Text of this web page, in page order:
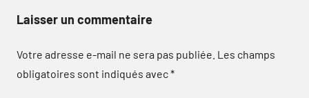
Laisser un commentaire
Votre adresse e-mail ne sera pas publiée. Les champs
obligatoires sont indiqués avec*